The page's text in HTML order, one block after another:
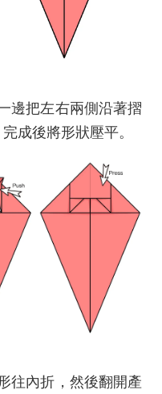
邊把左右兩側沿著摺
成後將形狀壓平。
往內折，然後翻開產